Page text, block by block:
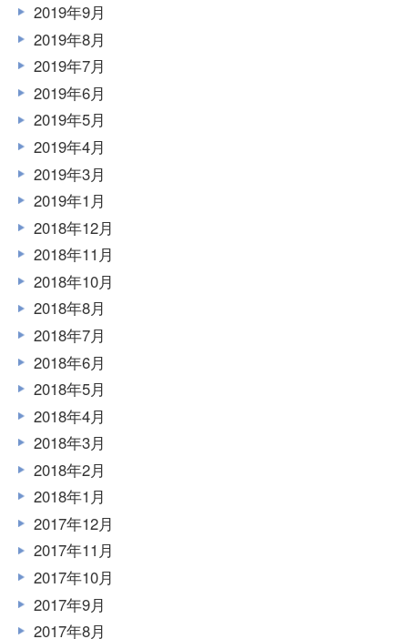
2019年9月
2019年8月
2019年7月
2019年6月
2019年5月
2019年4月
2019年3月
2019年1月
2018年12月
2018年11月
2018年10月
2018年8月
2018年7月
2018年6月
2018年5月
2018年4月
2018年3月
2018年2月
2018年1月
2017年12月
2017年11月
2017年10月
2017年9月
2017年8月